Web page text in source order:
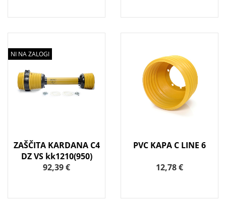
NI NA ZALOGI
ZAŠČITA KARDANA C4
DZ VS kk1210(950)
92,39 €
PVC KAPA C LINE 6
12,78 €